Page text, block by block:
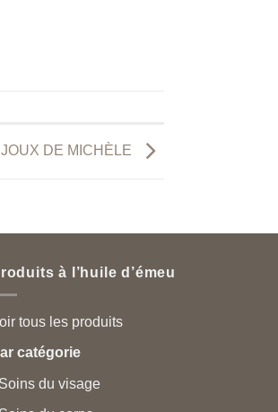
DE MICHÈLE
à l’huile d’émeu
tous les produits
catégorie
du visage